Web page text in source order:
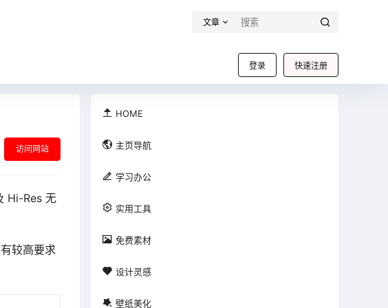
文章
登录 快速注册
访问网站
Hi-Res 无
较高要求
 HOME
 主页导航
 学习办公
 实用工具
 免费素材
 设计灵感
 壁纸美化